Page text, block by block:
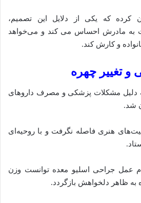
کرده که یکی از دلایل این تصمیم،
به مادرش احساس می‌ کند و می‌خواهد
و کارش کند.
تغییر چهره
دلیل مشکلات پزشکی و مصرف داروهای
شد.
هنری فاصله نگرفت و با روحیه‌ای
عمل جراحی اسلیو معده توانست وزن
به ظاهر دلخواهش بازگردد.